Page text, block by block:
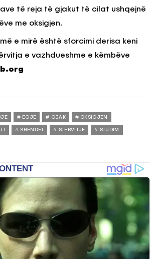
të reja të gjakut të cilat ushqejnë
me oksigjen.
e mirë është sforcimi derisa keni
e vazhdueshme e këmbëve
ECJE GJAK OKSIGJEN
SHENDET STERVITJE STUDIM